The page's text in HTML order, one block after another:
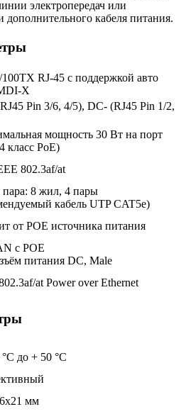
электропередач или
кабеля питания.
100TX RJ-45 с поддержкой авто
X
Pin 3/6, 4/5), DC- (RJ45 Pin 1/2,
мощность 30 Вт на порт
класс PoE)
802.3af/at
пара: 8 жил, 4 пары
кабель UTP CAT5e)
от POE источника питания
с POE
питания DC, Male
at Power over Ethernet
до + 50 °C
мм